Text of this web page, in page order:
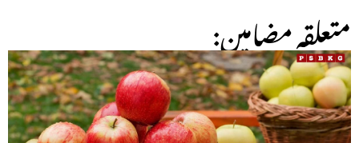
:متعلقہ مضامین